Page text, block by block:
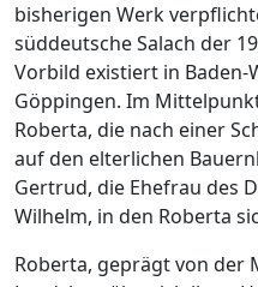
bisherigen Werk
süddeutsche Salach der
Vorbild existiert in
Göppingen. Im
Roberta, die nach einer
auf den elterlichen
Gertrud, die Ehefrau des
Wilhelm, in den Roberta
Roberta, geprägt von der